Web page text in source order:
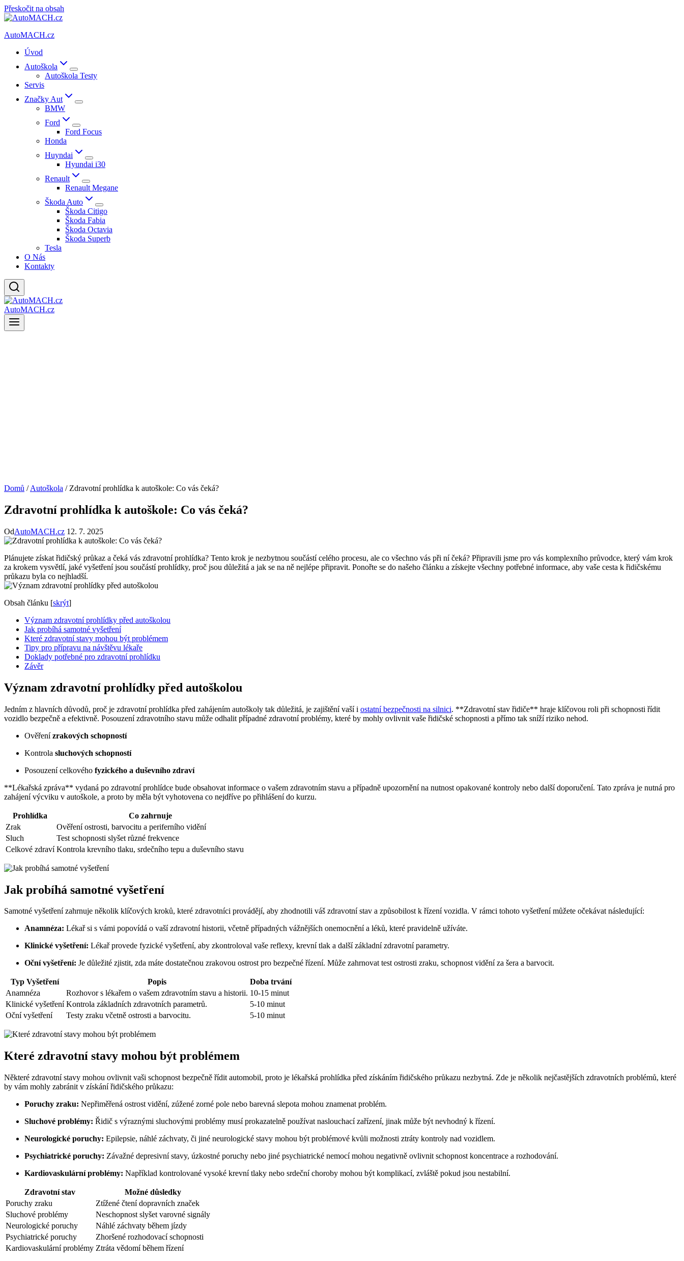
Přeskočit na obsah
AutoMACH.cz
Úvod
Autoškola
Autoškola Testy
Servis
Značky Aut
BMW
Ford
Ford Focus
Honda
Huyndai
Hyundai i30
Renault
Renault Megane
Škoda Auto
Škoda Citigo
Škoda Fabia
Škoda Octavia
Škoda Superb
Tesla
O Nás
Kontakty
AutoMACH.cz
Domů / Autoškola / Zdravotní prohlídka k autoškole: Co vás čeká?
Zdravotní prohlídka k autoškole: Co vás čeká?
OdAutoMACH.cz 12. 7. 2025
Plánujete získat řidičský průkaz a čeká vás zdravotní prohlídka? Tento krok je nezbytnou součástí celého procesu, ale co všechno vás při ní čeká? Připravili jsme pro vás komplexního průvodce, který vám krok
za krokem vysvětlí, jaké vyšetření jsou součástí prohlídky, proč jsou důležitá a jak se na ně nejlépe připravit. Ponořte se do našeho článku a získejte všechny potřebné informace, aby vaše cesta k řidičskému
průkazu byla co nejhladší.
Obsah článku [skrýt]
Význam zdravotní prohlídky před autoškolou
Jak probíhá samotné vyšetření
Které zdravotní stavy mohou být problémem
Tipy pro přípravu na návštěvu lékaře
Doklady potřebné pro zdravotní prohlídku
Závěr
Význam zdravotní prohlídky před autoškolou
Jedním z hlavních důvodů, proč je zdravotní prohlídka před zahájením autoškoly tak důležitá, je zajištění vaší i ostatní bezpečnosti na silnici. **Zdravotní stav řidiče** hraje klíčovou roli při schopnosti řídit
vozidlo bezpečně a efektivně. Posouzení zdravotního stavu může odhalit případné zdravotní problémy, které by mohly ovlivnit vaše řidičské schopnosti a přímo tak sníží riziko nehod.
Ověřenízrakových schopností
Kontrola sluchových schopností
Posouzení celkového fyzického a duševního zdraví
**Lékařská zpráva** vydaná po zdravotní prohlídce bude obsahovat informace o vašem zdravotním stavu a případně upozornění na nutnost opakované kontroly nebo další doporučení. Tato zpráva je nutná pro
zahájení výcviku v autoškole, a proto by měla být vyhotovena co nejdříve po přihlášení do kurzu.
Prohlídka
Co zahrnuje
Zrak
Ověření ostrosti, barvocitu a periferního vidění
Sluch
Test schopnosti slyšet různé frekvence
Celkové zdraví Kontrola krevního tlaku, srdečního tepu a duševního stavu
Jak probíhá samotné vyšetření
Samotné vyšetření zahrnuje několik klíčových kroků, které zdravotníci provádějí, aby zhodnotili váš zdravotní stav a způsobilost k řízení vozidla. V rámci tohoto vyšetření můžete očekávat následující:
Anamnéza: Lékař si s vámi popovídá o vaší zdravotní historii, včetně případných vážnějších onemocnění a léků, které pravidelně užíváte.
Klinické vyšetření: Lékař provede fyzické vyšetření, aby zkontroloval vaše reflexy, krevní tlak a další základní zdravotní parametry.
Oční vyšetření: Je důležité zjistit, zda máte dostatečnou zrakovou ostrost pro bezpečné řízení. Může zahrnovat test ostrosti zraku, schopnost vidění za šera a barvocit.
Typ Vyšetření Popis
Doba trvání
Anamnéza
Rozhovor s lékařem o vašem zdravotním stavu a historii. 10-15 minut
Klinické vyšetření Kontrola základních zdravotních parametrů.
5-10 minut
Oční vyšetření
Testy zraku včetně ostrosti a barvocitu. 5-10 minut
Které zdravotní stavy mohou být problémem
Některé zdravotní stavy mohou ovlivnit vaši schopnost bezpečně řídit automobil, proto je lékařská prohlídka před získáním řidičského průkazu nezbytná. Zde je několik nejčastějších zdravotních problémů, které
by vám mohly zabránit v získání řidičského průkazu:
Poruchy zraku: Nepřiměřená ostrost vidění, zúžené zorné pole nebo barevná slepota mohou znamenat problém.
Sluchové problémy: Řidič s výraznými sluchovými problémy musí prokazatelně používat naslouchací zařízení, jinak může být nevhodný k řízení.
Neurologické poruchy: Epilepsie, náhlé záchvaty, či jiné neurologické stavy mohou být problémové kvůli možnosti ztráty kontroly nad vozidlem.
Psychiatrické poruchy: Závažné depresivní stavy, úzkostné poruchy nebo jiné psychiatrické nemocí mohou negativně ovlivnit schopnost koncentrace a rozhodování.
Kardiovaskulární problémy: Například kontrolované vysoké krevní tlaky nebo srdeční choroby mohou být komplikací, zvláště pokud jsou nestabilní.
Zdravotní stav
Možné důsledky
Poruchy zraku
Ztížené čtení dopravních značek
Sluchové problémy
Neschopnost slyšet varovné signály
Neurologické poruchy
Náhlé záchvaty během jízdy
Psychiatrické poruchy
Zhoršené rozhodovací schopnosti
Kardiovaskulární problémy Ztráta vědomí během řízení